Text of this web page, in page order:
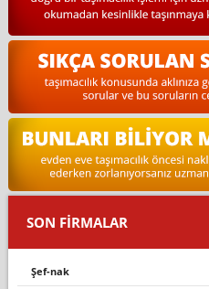
SON FİRMALAR
şef-nak